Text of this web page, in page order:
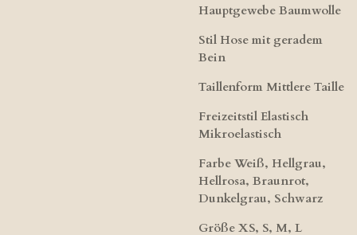
Hauptgewebe Baumwolle
Stil Hose mit geradem
Bein
Taillenform Mittlere Taille
Freizeitstil Elastisch
Mikroelastisch
Farbe Weiß, Hellgrau,
Hellrosa, Braunrot,
Dunkelgrau, Schwarz
Größe XS, S, M, L